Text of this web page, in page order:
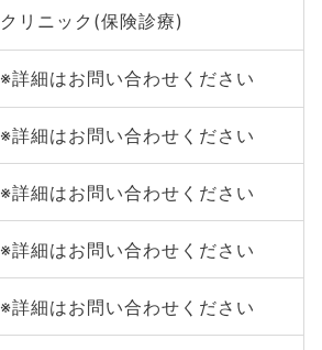
クリニック(保険診療)
※詳細はお問い合わせください
※詳細はお問い合わせください
※詳細はお問い合わせください
※詳細はお問い合わせください
※詳細はお問い合わせください